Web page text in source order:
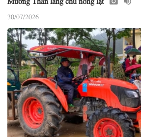
30/07/2026